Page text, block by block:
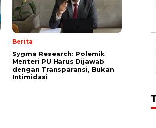
Berita
Sygma Research: Polemik
Menteri PU Harus Dijawab
dengan Transparansi, Bukan
Intimidasi